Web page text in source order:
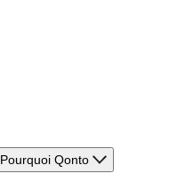
Pourquoi Qonto